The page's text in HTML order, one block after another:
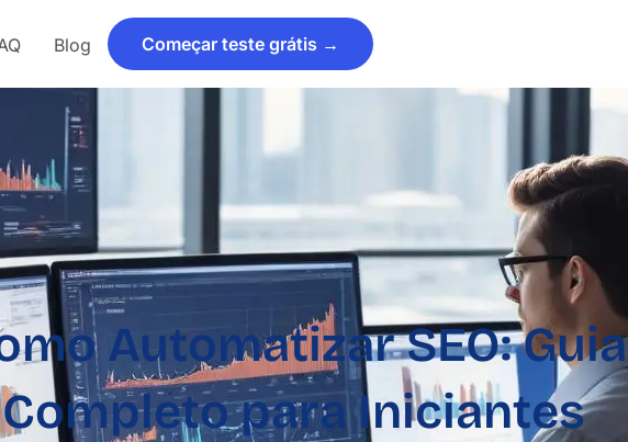
Blog Começar teste grátis →
Automatizar SEO: Guia
Completo para Iniciantes